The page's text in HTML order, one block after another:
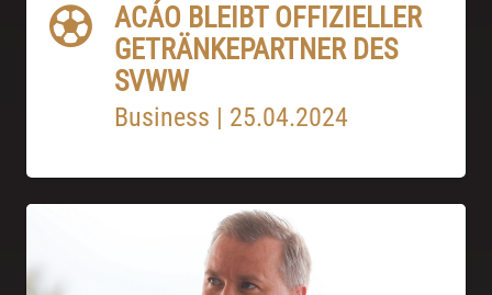
ACÁO BLEIBT OFFIZIELLER
GETRÄNKEPARTNER DES
SVWW
Business | 25.04.2024